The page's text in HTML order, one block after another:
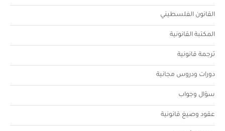
القانون الفلسطيني
المكتبة القانونية
ترجمة قانونية
دورات ودروس مجانية
سؤال وجواب
عقود وصيغ قانونية